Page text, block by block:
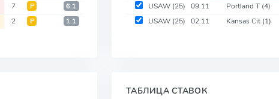
7 Р 6:1
2 Р 1:1
USAW (25) 09.11 Portland T (4)
USAW (25) 02.11 Kansas Cit (1)
ТАБЛИЦА СТАВОК